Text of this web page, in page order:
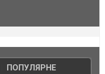
ПОПУЛЯРНЕ